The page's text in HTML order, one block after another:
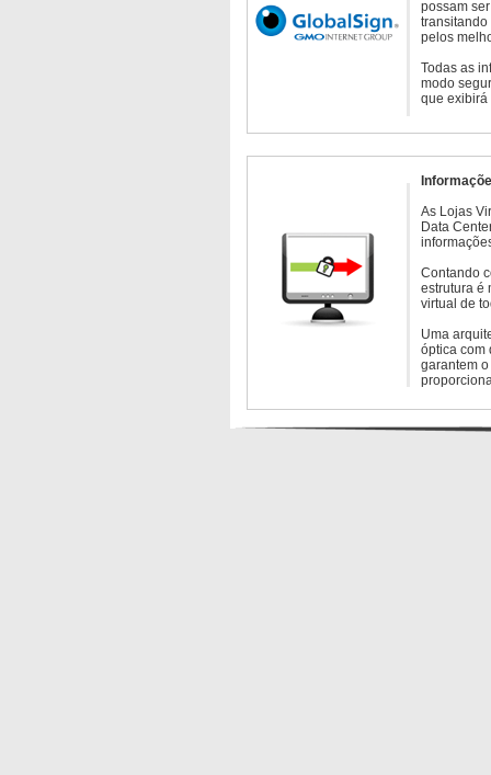
possam
transitando
pelos
Todas as
modo
que exibirá
As Lojas
Data
Contando
estrutura é
virtual de
Uma
óptica com
garantem